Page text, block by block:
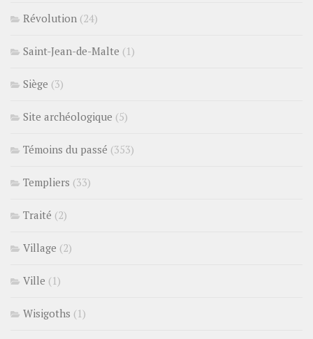
Révolution (24)
Saint-Jean-de-Malte (1)
Siège (3)
Site archéologique (5)
Témoins du passé (353)
Templiers (33)
Traité (2)
Village (2)
Ville (1)
Wisigoths (1)